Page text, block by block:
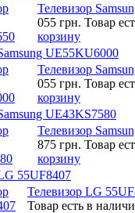
Телевизор
055 грн. Товар
корзину
UE55KU6000
Телевизор
055 грн. Товар
корзину
UE43KS7580
Телевизор
875 грн. Товар
корзину
55UF8407
Телевизор LG
Товар есть в